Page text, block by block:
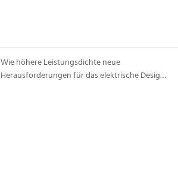
Wie höhere Leistungsdichte neue
Herausforderungen für das elektrische Design